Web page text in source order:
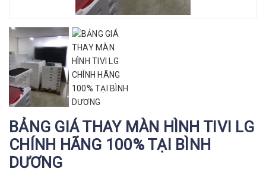
BẢNG GIÁ THAY MÀN HÌNH TIVI LG
CHÍNH HÃNG 100% TẠI BÌNH
DƯƠNG